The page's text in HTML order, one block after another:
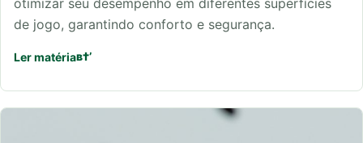
de jogo, garantindo conforto e segurança.
Ler matéria